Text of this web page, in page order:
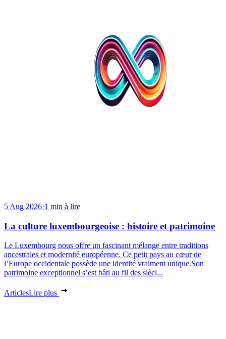
5 Aug 2026·1 min à lire
La culture luxembourgeoise : histoire et patrimoine
Le Luxembourg nous offre un fascinant mélange entre traditions
ancestrales et modernité européenne. Ce petit pays au cœur de
l’Europe occidentale possède une identité vraiment unique.Son
patrimoine exceptionnel s’est bâti au fil des siècl...
ArticlesLire plus